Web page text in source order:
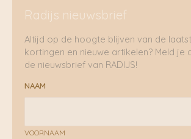
Radijs nieuwsbrief
Altijd op de hoogte blijven van de
kortingen en nieuwe artikelen? Meld je
de nieuwsbrief van RADIJS!
NAAM
VOORNAAM